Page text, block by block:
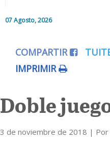
07 Agosto, 2026
Editorial
Colaboradores
Internacional
COMPARTIR
IMPRIMIR
Doble
3 de noviembre de 2018 | Por